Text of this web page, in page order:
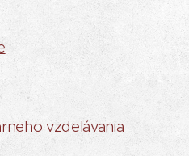
vzdelávania